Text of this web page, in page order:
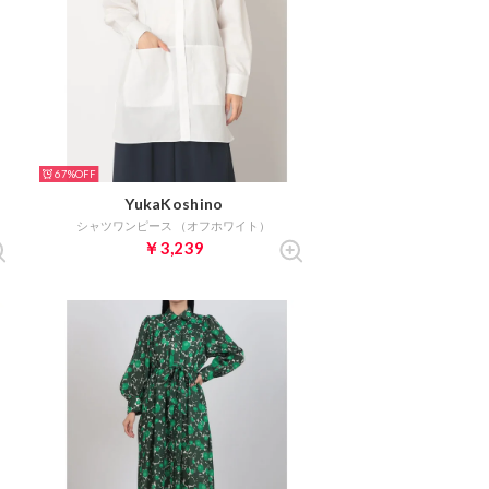
67%
YukaKoshino
シャツワンピース （オフホワイト）
￥3,239